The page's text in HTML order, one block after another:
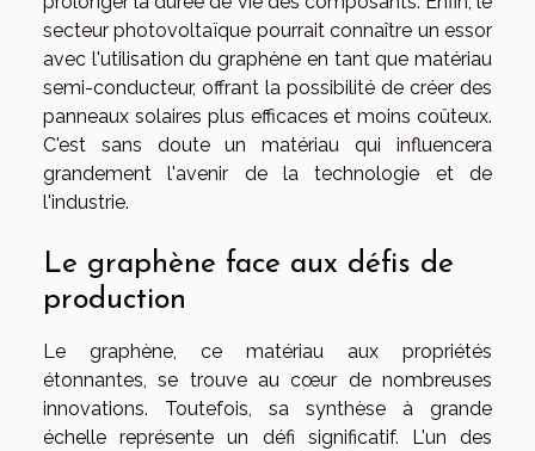
secteur photovoltaïque pourrait connaître un essor
avec l'utilisation du graphène en tant que matériau
semi-conducteur, offrant la possibilité de créer des
panneaux solaires plus efficaces et moins coûteux.
C'est sans doute un matériau qui influencera
grandement l'avenir de la technologie et de
l'industrie.
Le graphène face aux défis de
production
Le graphène, ce matériau aux propriétés
étonnantes, se trouve au cœur de nombreuses
innovations. Toutefois, sa synthèse à grande
échelle représente un défi significatif. L'un des